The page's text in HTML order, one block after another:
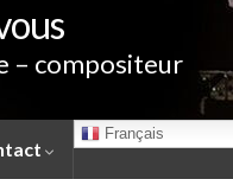
– compositeur
Français